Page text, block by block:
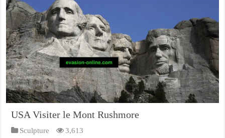
USA Visiter le Mont Rushmore
Sculpture 3,613